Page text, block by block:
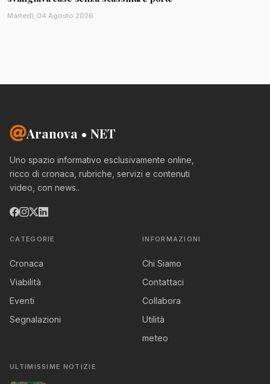
Martedì, 04 Agosto 2026
Aranova • NET
Uno spazio informativo esclusivamente online,
ricco di cronaca, rubriche, servizi e contenuti
video, con news..
CATEGORIE
Cronaca
Viabilità
Eventi
Segnalazioni
INFORMAZIONI
Chi Siamo
Contattaci
Collabora
Utilità
meteo
ULTIMISSIME NOTIZIE